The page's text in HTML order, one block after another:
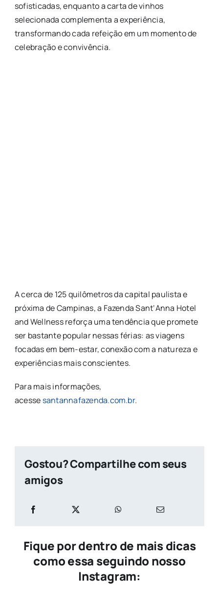
sofisticadas, enquanto a carta de vinhos
selecionada complementa a experiência,
transformando cada refeição em um momento de
celebração e convivência.
A cerca de 125 quilômetros da capital paulista e
próxima de Campinas, a Fazenda Sant‘Anna Hotel
and Wellness reforça uma tendência que promete
ser bastante popular nessas férias: as viagens
focadas em bem-estar, conexão com a natureza e
experiências mais conscientes.
Para mais informações,
acesse santannafazenda.com.br.
Gostou? Compartilhe com seus
amigos
Fique por dentro de mais dicas
como essa seguindo nosso
Instagram: